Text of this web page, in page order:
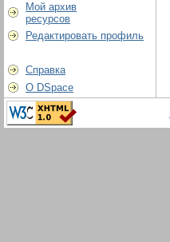
Мой архив
ресурсов
Редактировать профиль
Справка
О DSpace